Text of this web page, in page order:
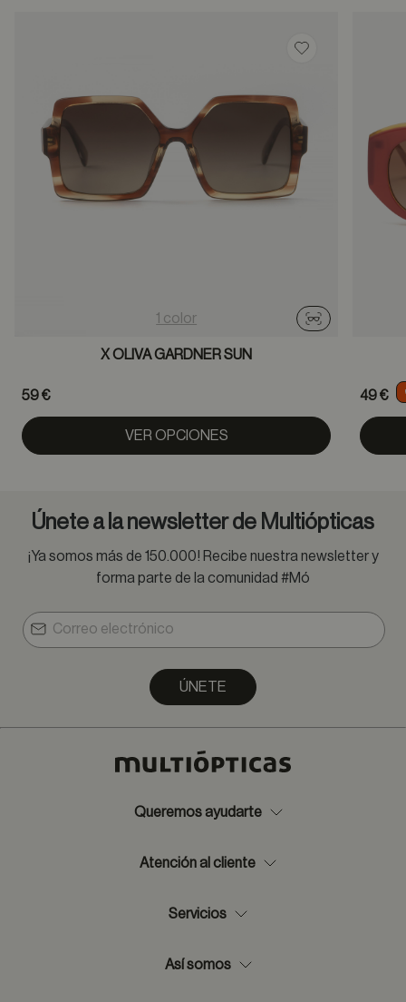
Guardar en
1 color
Probador
X OLIVA GARDNER SUN
59 €
VER OPCIONES
49 €
Únete a la newsletter de Multiópticas
¡Ya somos más de 150.000! Recibe nuestra newsletter y
forma parte de la comunidad #Mó
ÚNETE
Queremos ayudarte
Atención al cliente
Servicios
Así somos